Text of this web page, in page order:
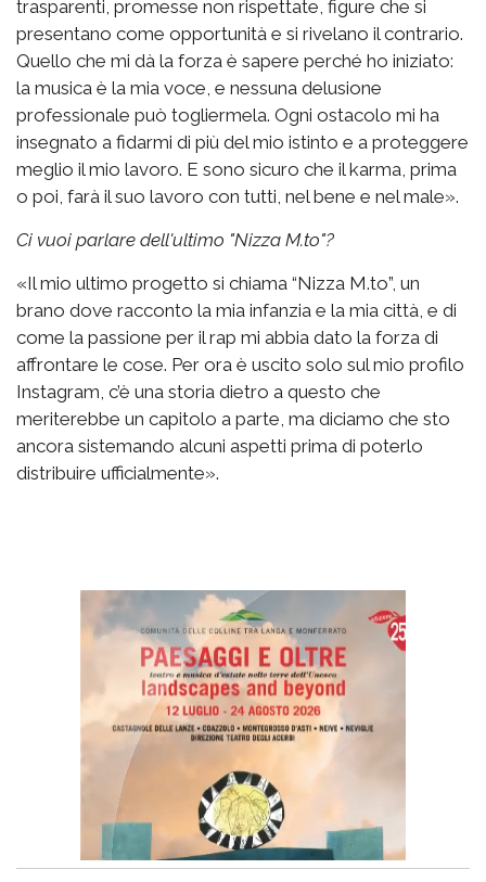
trasparenti, promesse non rispettate, figure che si
presentano come opportunità e si rivelano il contrario.
Quello che mi dà la forza è sapere perché ho iniziato:
la musica è la mia voce, e nessuna delusione
professionale può togliermela. Ogni ostacolo mi ha
insegnato a fidarmi di più del mio istinto e a proteggere
meglio il mio lavoro. E sono sicuro che il karma, prima
o poi, farà il suo lavoro con tutti, nel bene e nel male».
Ci vuoi parlare dell'ultimo "Nizza M.to"?
«Il mio ultimo progetto si chiama “Nizza M.to”, un
brano dove racconto la mia infanzia e la mia città, e di
come la passione per il rap mi abbia dato la forza di
affrontare le cose. Per ora è uscito solo sul mio profilo
Instagram, c’è una storia dietro a questo che
meriterebbe un capitolo a parte, ma diciamo che sto
ancora sistemando alcuni aspetti prima di poterlo
distribuire ufficialmente».